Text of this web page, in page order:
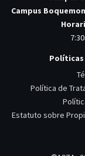
Campus
Políticas
Política de
Estatuto sobre